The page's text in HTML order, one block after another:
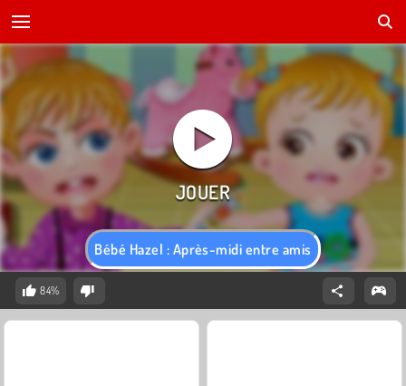
Bébé Hazel : Après-midi entre amis
84%